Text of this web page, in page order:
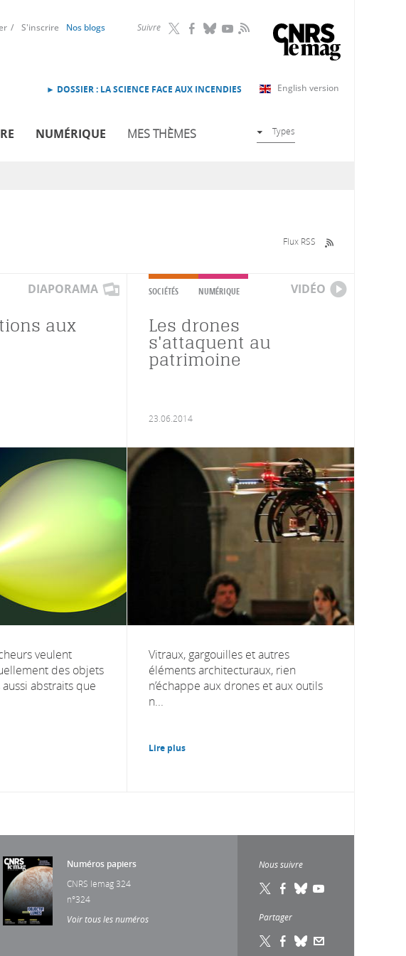
Suivre RSS
S'inscrire Nos blogs
English version
► DOSSIER : LA SCIENCE FACE AUX INCENDIES
NUMÉRIQUE MES THÈMES Types
Flux RSS
DIAPORAMA
aux
veulent
des objets
abstraits que
SOCIÉTÉS NUMÉRIQUE VIDÉO
Les drones
s'attaquent au
patrimoine
23.06.2014
Vitraux, gargouilles et autres
éléments architecturaux, rien
n’échappe aux drones et aux outils
n...
Lire plus
Numéros papiers
CNRS lemag 324
n°324
Voir tous les numéros
Nous suivre
Partager